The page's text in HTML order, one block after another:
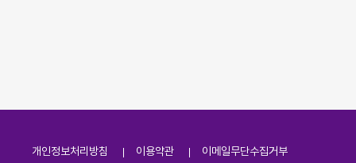
개인정보처리방침 이용약관 이메일무단수집거부